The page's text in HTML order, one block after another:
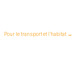
Pour le transport et l’habitat →